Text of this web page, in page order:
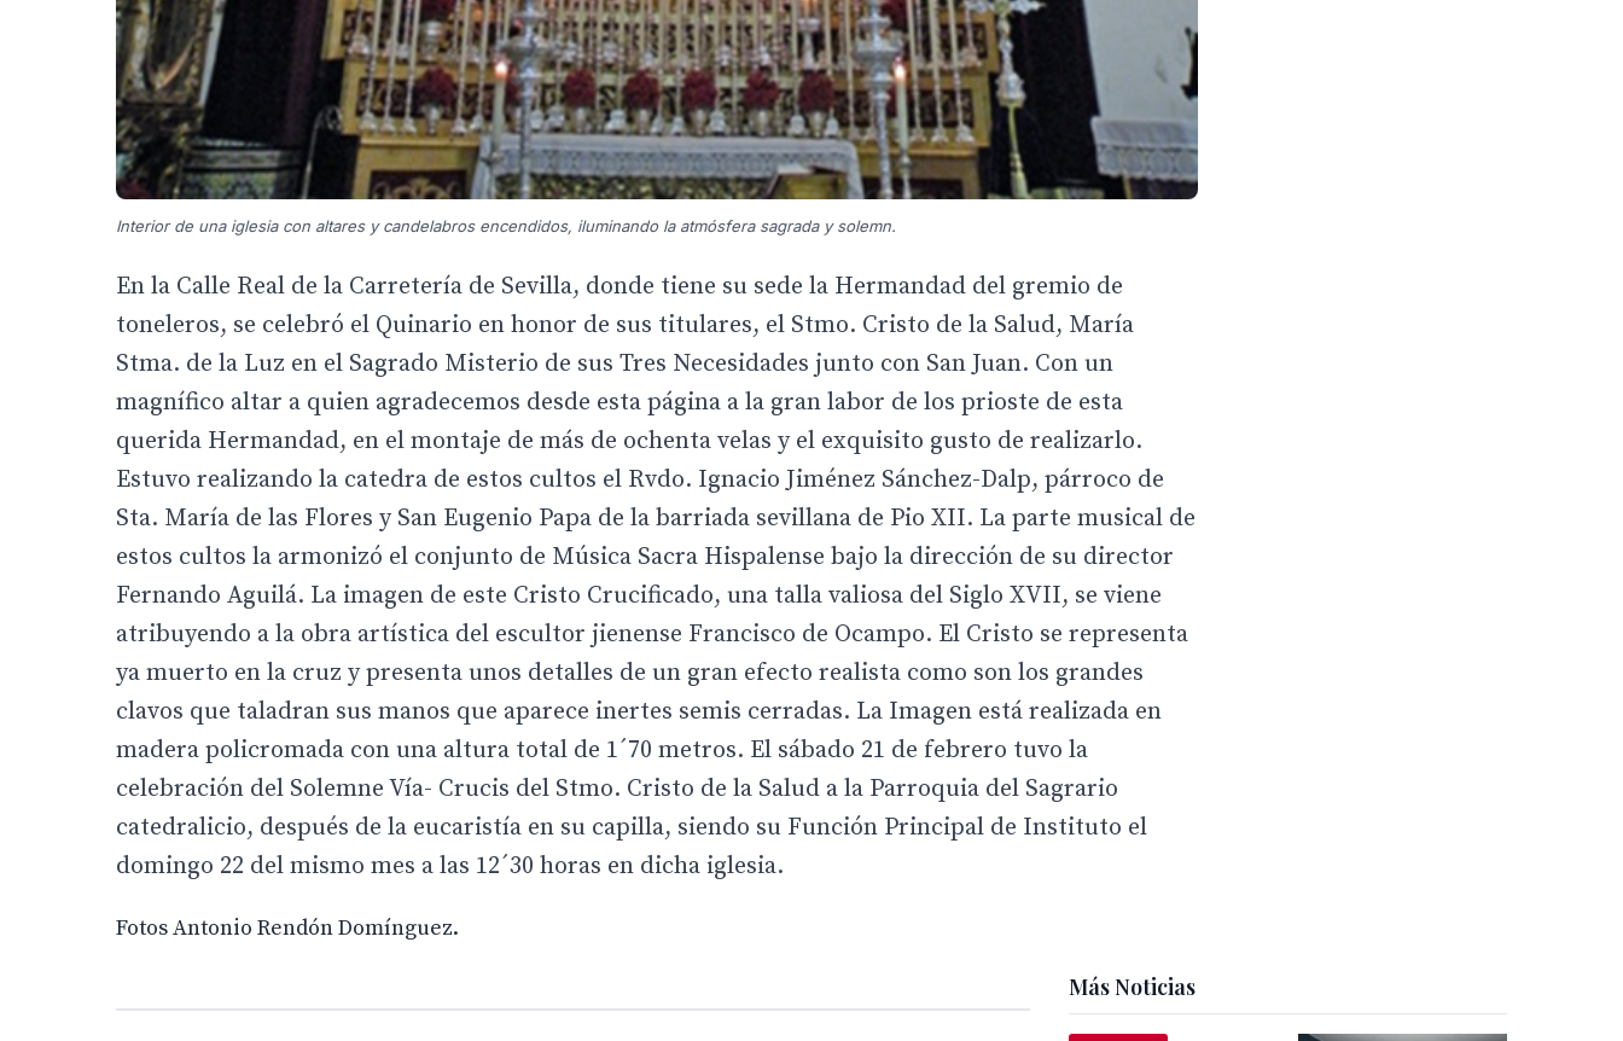
Interior de una iglesia con altares y candelabros encendidos, iluminando la atmósfera sagrada y solemn.
En la Calle Real de la Carretería de Sevilla, donde tiene su sede la Hermandad del gremio de
toneleros, se celebró el Quinario en honor de sus titulares, el Stmo. Cristo de la Salud, María
Stma. de la Luz en el Sagrado Misterio de sus Tres Necesidades junto con San Juan. Con un
magnífico altar a quien agradecemos desde esta página a la gran labor de los prioste de esta
querida Hermandad, en el montaje de más de ochenta velas y el exquisito gusto de realizarlo.
Estuvo realizando la catedra de estos cultos el Rvdo. Ignacio Jiménez Sánchez-Dalp, párroco de
Sta. María de las Flores y San Eugenio Papa de la barriada sevillana de Pio XII. La parte musical de
estos cultos la armonizó el conjunto de Música Sacra Hispalense bajo la dirección de su director
Fernando Aguilá. La imagen de este Cristo Crucificado, una talla valiosa del Siglo XVII, se viene
atribuyendo a la obra artística del escultor jienense Francisco de Ocampo. El Cristo se representa
ya muerto en la cruz y presenta unos detalles de un gran efecto realista como son los grandes
clavos que taladran sus manos que aparece inertes semis cerradas. La Imagen está realizada en
madera policromada con una altura total de 1´70 metros. El sábado 21 de febrero tuvo la
celebración del Solemne Vía- Crucis del Stmo. Cristo de la Salud a la Parroquia del Sagrario
catedralicio, después de la eucaristía en su capilla, siendo su Función Principal de Instituto el
domingo 22 del mismo mes a las 12´30 horas en dicha iglesia.
Fotos Antonio Rendón Domínguez.
Más Noticias